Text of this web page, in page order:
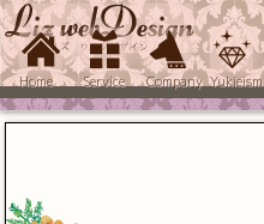
Home Service Company Yukieism